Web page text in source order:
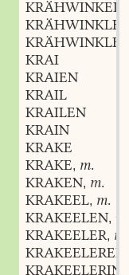
KRÄHWINKEL
KRÄHWINKLER
KRAI
KRAIEN
KRAIL
KRAILEN
KRAIN
KRAKE
KRAKE, m.
KRAKEN, m.
KRAKEEL, m.
KRAKEELEN,
KRAKEELER, m.
KRAKEELEREI
KRAKEELERIN